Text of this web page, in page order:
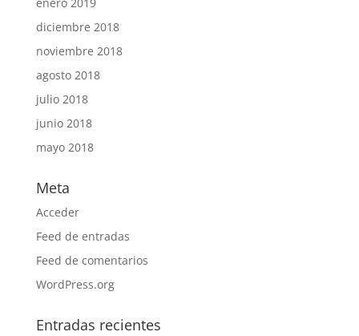
diciembre 2018
noviembre 2018
agosto 2018
julio 2018
junio 2018
mayo 2018
Meta
Acceder
Feed de entradas
Feed de comentarios
WordPress.org
Entradas recientes